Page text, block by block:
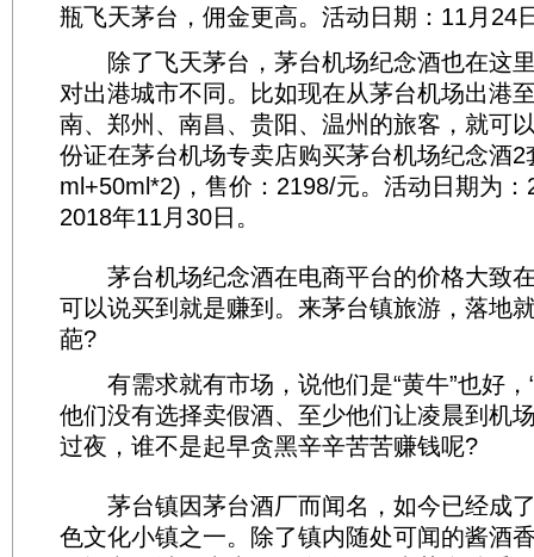
瓶飞天茅台，佣金更高。活动日期：11月24
除了飞天茅台，茅台机场纪念酒也在这
对出港城市不同。比如现在从茅台机场出港
南、郑州、南昌、贵阳、温州的旅客，就可
份证在茅台机场专卖店购买茅台机场纪念酒
ml+50ml*2)，售价：2198/元。活动日期为
2018年11月30日。
茅台机场纪念酒在电商平台的价格大致
可以说买到就是赚到。来茅台镇旅游，落地
葩?
有需求就有市场，说他们是“黄牛”也好，
他们没有选择卖假酒、至少他们让凌晨到机
过夜，谁不是起早贪黑辛辛苦苦赚钱呢?
茅台镇因茅台酒厂而闻名，如今已经成
色文化小镇之一。除了镇内随处可闻的酱酒